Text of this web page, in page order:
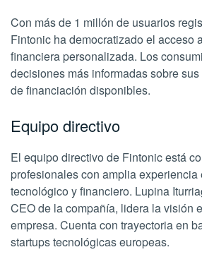
Con más de 1 millón de usuarios
Fintonic ha democratizado el acceso
financiera personalizada. Los
decisiones más informadas sobre
de financiación disponibles.
Equipo directivo
El equipo directivo de Fintonic está
profesionales con amplia experiencia
tecnológico y financiero. Lupina
CEO de la compañía, lidera la visión
empresa. Cuenta con trayectoria en
startups tecnológicas europeas.